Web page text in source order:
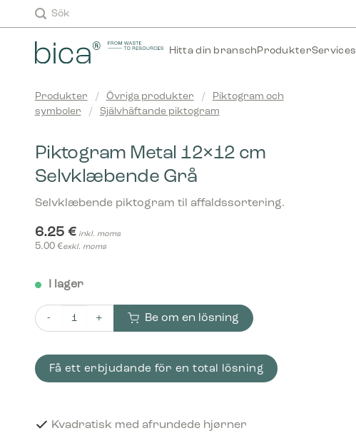
to
content
Sök
Hitta din branschProdukterServices
Produkter / Övriga produkter /
Piktogram och
symboler
/ Självhäftande piktogram
Piktogram Metal 12×12 cm
Selvklæbende Grå
Selvklæbende piktogram til affaldssortering.
6.25 € inkl. moms
5.00 €exkl. moms
I lager
Piktogram Metal 12x12 cm Selvklæbende Grå mängd
Be om en lösning
Få ett erbjudande för en total lösning
Kvadratisk med afrundede hjørner